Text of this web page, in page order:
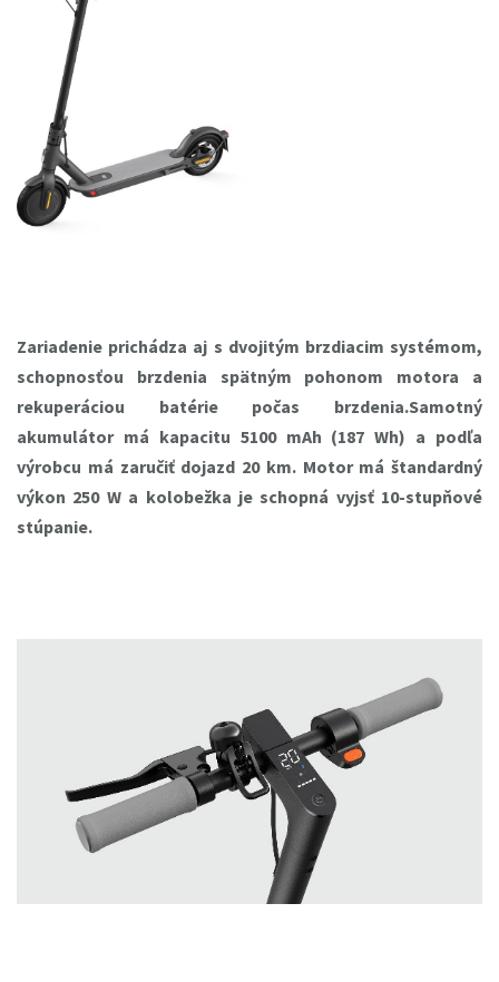
Zariadenie prichádza aj s dvojitým brzdiacim systémom,
schopnosťou brzdenia spätným pohonom motora a
rekuperáciou batérie počas brzdenia.Samotný
akumulátor má kapacitu 5100 mAh (187 Wh) a podľa
výrobcu má zaručiť dojazd 20 km. Motor má štandardný
výkon 250 W a kolobežka je schopná vyjsť 10-stupňové
stúpanie.